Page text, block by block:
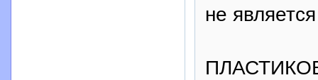
не